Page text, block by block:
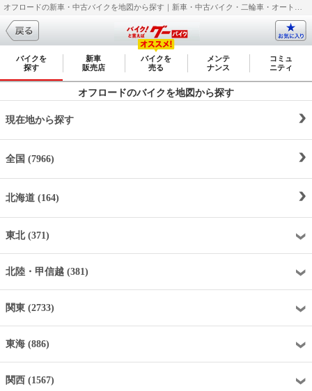
バイクを
探す
新車
販売店
バイクを
売る
メンテ
ナンス
コミュ
ニティ
オフロードのバイクを地図から探す
現在地から探す
全国 (7966)
北海道 (164)
東北 (371)
北陸・甲信越 (381)
関東 (2733)
東海 (886)
関西 (1567)